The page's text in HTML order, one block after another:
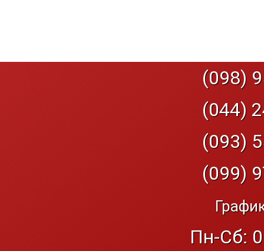
(098)
(044)
(093)
(099)
Пн-Сб: